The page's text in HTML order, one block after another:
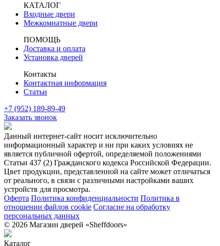
КАТАЛОГ
Входные двери
Межкомнатные двери
ПОМОЩЬ
Доставка и оплата
Установка дверей
Контакты
Контактная информация
Статьи
+7 (952) 189-89-49
Заказать звонок
Данный интернет-сайт носит исключительно
информационный характер и ни при каких условиях не
является публичной офертой, определяемой положениями
Статьи 437 (2) Гражданского кодекса Российской Федерации.
Цвет продукции, представленной на сайте может отличаться
от реального, в связи с различными настройками ваших
устройств для просмотра.
Оферта Политика конфиденциальности Политика в
отношении файлов cookie Согласие на обработку
персональных данных
© 2026 Магазин дверей «Sheffdoors»
Каталог